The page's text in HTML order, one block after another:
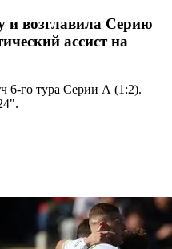
и возглавила Серию
ассист на
6-го тура Серии А (1:2).